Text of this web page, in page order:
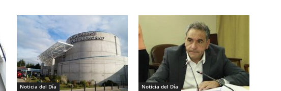
Noticia del Día Noticia del Día